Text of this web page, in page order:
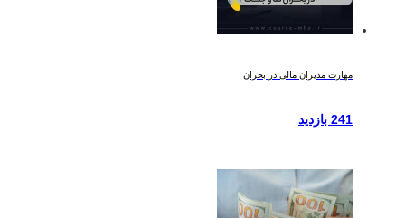
مهارت مدیران مالی در بحران
241 بازدید